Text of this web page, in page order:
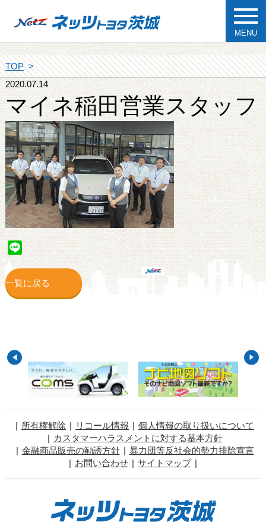
MENU
TOP
2020.07.14
マイネ稲田営業スタッフ
Line
一覧に戻る
所有権解除 リコール情報
個人情報の取り扱いについて
カスタマーハラスメントに対する基本方針
金融商品販売の勧誘方針
暴力団等反社会的勢力排除宣言
お問い合わせ
サイトマップ